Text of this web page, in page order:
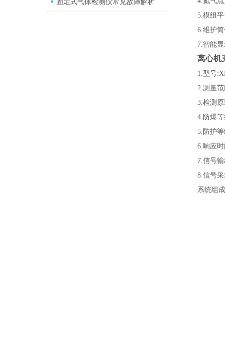
5.模组平台
6.维护简便
7.智能显
离心机
1.型号
2.测量范
3.检测原
4.防爆等
5.防护等
6.响应时
7.信号输出
8.信号采
系统组成